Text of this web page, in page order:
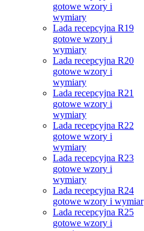
gotowe wzory i
wymiary
Lada recepcyjna R19
gotowe wzory i
wymiary
Lada recepcyjna R20
gotowe wzory i
wymiary
Lada recepcyjna R21
gotowe wzory i
wymiary
Lada recepcyjna R22
gotowe wzory i
wymiary
Lada recepcyjna R23
gotowe wzory i
wymiary
Lada recepcyjna R24
gotowe wzory i wymiar
Lada recepcyjna R25
gotowe wzory i